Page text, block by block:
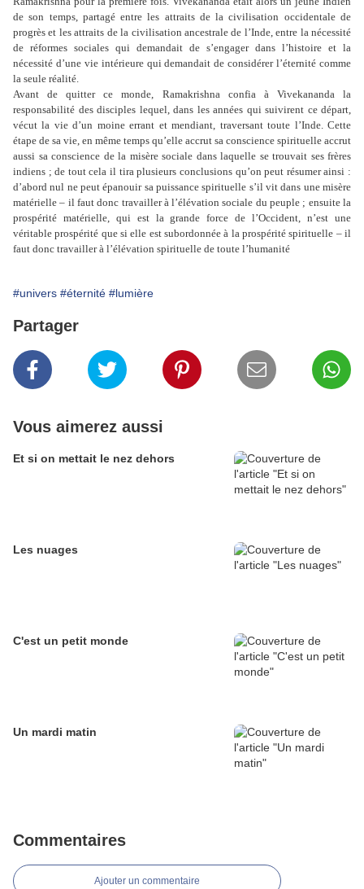
de son temps, partagé entre les attraits de la civilisation occidentale de
progrès et les attraits de la civilisation ancestrale de l’Inde, entre la nécessité
de réformes sociales qui demandait de s’engager dans l’histoire et la
nécessité d’une vie intérieure qui demandait de considérer l’éternité comme
la seule réalité.
Avant de quitter ce monde, Ramakrishna confia à Vivekananda la
responsabilité des disciples lequel, dans les années qui suivirent ce départ,
vécut la vie d’un moine errant et mendiant, traversant toute l’Inde. Cette
étape de sa vie, en même temps qu’elle accrut sa conscience spirituelle accrut
aussi sa conscience de la misère sociale dans laquelle se trouvait ses frères
indiens ; de tout cela il tira plusieurs conclusions qu’on peut résumer ainsi :
d’abord nul ne peut épanouir sa puissance spirituelle s’il vit dans une misère
matérielle – il faut donc travailler à l’élévation sociale du peuple ; ensuite la
prospérité matérielle, qui est la grande force de l’Occident, n’est une
véritable prospérité que si elle est subordonnée à la prospérité spirituelle – il
faut donc travailler à l’élévation spirituelle de toute l’humanité
#univers #éternité #lumière
Partager
Vous aimerez aussi
Et si on mettait le nez dehors
Les nuages
C'est un petit monde
Un mardi matin
Commentaires
Ajouter un commentaire